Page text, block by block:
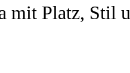
mit Platz, Stil